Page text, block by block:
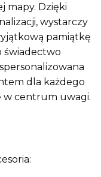
mapy. Dzięki
wystarczy
pamiątkę
świadectwo
dla każdego
w centrum uwagi.